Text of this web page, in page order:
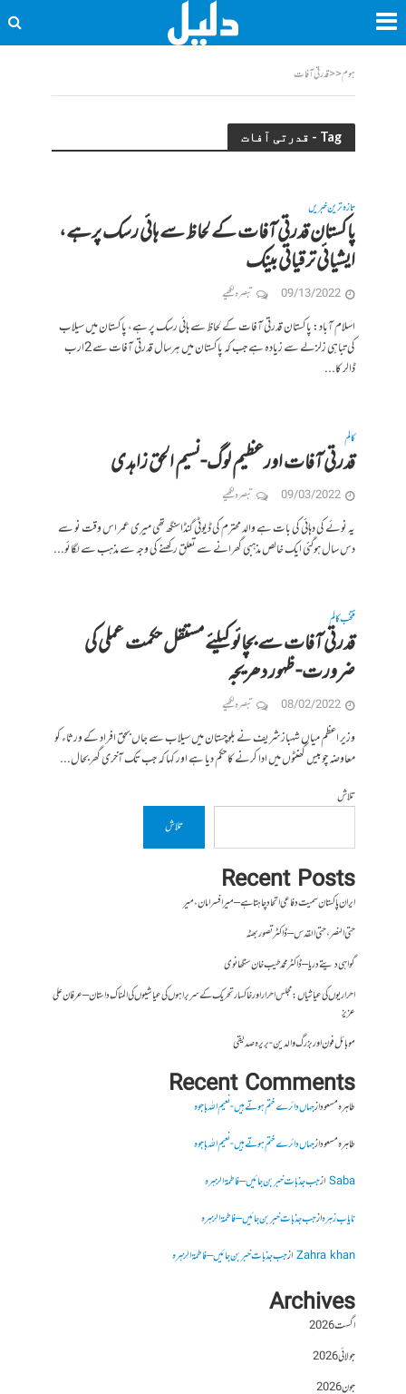
ہوم<<قدرتی آفات
Tag - قدرتی آفات
تازہ ترین خبریں
پاکستان قدرتی آفات کے لحاظ سے ہائی رسک پرہے،
ایشیائی ترقیاتی بینک
09/13/2022 تبصرہ لکھیے
اسلام آباد: پاکستان قدرتی آفات کے لحاظ سے ہائی رسک پر ہے، پاکستان میں سیلاب
کی تباہی زلزلے سے زیادہ ہے جب کہ پاکستان میں ہرسال قدرتی آفات سے 2ارب
ڈالر کا...
کالم
قدرتی آفات اورعظیم لوگ-نسیم الحق زاہدی
09/03/2022 تبصرہ لکھیے
یہ نوئے کی دہائی کی بات ہے والد محترم کی ڈیوٹی گنڈاسنگھ تھی میری عمر اس وقت نو سے
دس سال ہوگئی ایک خالص مذہبی گھرانے سے تعلق رکھنے کی وجہ سے مذہب سے لگائو...
منتخب کالم
قدرتی آفات سے بچائو کیلئے مستقل حکمت عملی کی
ضرورت- ظہور دھریجہ
08/02/2022 تبصرہ لکھیے
وزیر اعظم میاں شہباز شریف نے بلوچستان میں سیلاب سے جاں بحق افراد کے ورثاء کو
معاوضہ چوبیس گھنٹوں میں ادا کرنے کا حکم دیا ہے اور کہا کہ جب تک آخری گھر بحال...
تلاش
تلاش
Recent Posts
ایران پاکستان سمیت دفاعی اتحاد چاہتا ہے – میر افسر امان،میر
حتی النصر ، حتی القدس – ڈاکٹر تصور بھٹہ
گواہی دیتے دریا – ڈاکٹر محمد طیب خان سنگھانوی
احراریوں کی عیاشیاں : مجلس احرار اور خاکسار تحریک کے سربراہوں کی عیاشیوں کی المناک داستان – عرفان علی
عزیز
موبائل فون اور بزرگ والدین- بریرہ صدیقی
Recent Comments
طاہرہ مسعودازجہاں دائرے ختم ہوتے ہیں- نعیم اللہ باجوہ
طاہرہ مسعودازجہاں دائرے ختم ہوتے ہیں- نعیم اللہ باجوہ
Sabaازجب جذبات خبر بن جائیں – فاطمۃالزہرہ
نایاب زہرہازجب جذبات خبر بن جائیں – فاطمۃالزہرہ
Zahra khanازجب جذبات خبر بن جائیں – فاطمۃالزہرہ
Archives
اگست 2026
جولائی 2026
جون 2026